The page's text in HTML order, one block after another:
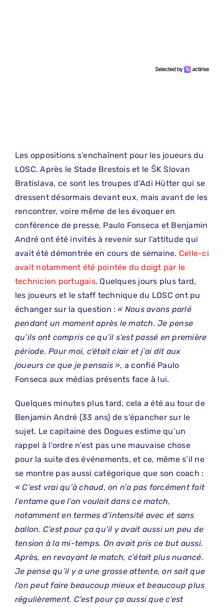
Les oppositions s’enchaînent pour les joueurs du
LOSC. Après le Stade Brestois et le ŠK Slovan
Bratislava, ce sont les troupes d’Adi Hütter qui se
dressent désormais devant eux, mais avant de les
rencontrer, voire même de les évoquer en
conférence de presse, Paulo Fonseca et Benjamin
André ont été invités à revenir sur l’attitude qui
avait été démontrée en cours de semaine. Celle-ci
avait notamment été pointée du doigt par le
technicien portugais. Quelques jours plus tard,
les joueurs et le staff technique du LOSC ont pu
échanger sur la question : « Nous avons parlé
pendant un moment après le match. Je pense
qu’ils ont compris ce qu’il s’est passé en première
période. Pour moi, c’était clair et j’ai dit aux
joueurs ce que je pensais », a confié Paulo
Fonseca aux médias présents face à lui.
Quelques minutes plus tard, cela a été au tour de
Benjamin André (33 ans) de s’épancher sur le
sujet. Le capitaine des Dogues estime qu’un
rappel à l’ordre n’est pas une mauvaise chose
pour la suite des événements, et ce, même s’il ne
se montre pas aussi catégorique que son coach :
« C’est vrai qu’à chaud, on n’a pas forcément fait
l’entame que l’on voulait dans ce match,
notamment en termes d’intensité avec et sans
ballon. C’est pour ça qu’il y avait aussi un peu de
tension à la mi-temps. On avait pris ce but aussi.
Après, en revoyant le match, c’était plus nuancé.
Je pense qu’il y a une grosse attente, on sait que
l’on peut faire beaucoup mieux et beaucoup plus
régulièrement. C’est pour ça aussi que c’est